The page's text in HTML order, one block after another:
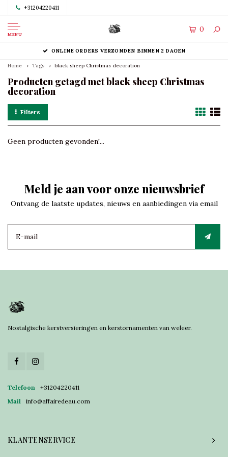
+31204220411
MENU
0
ONLINE ORDERS VERZONDEN BINNEN 2 DAGEN
Home Tags black sheep Christmas decoration
Producten getagd met black sheep Christmas
decoration
Filters
Geen producten gevonden!...
Meld je aan voor onze nieuwsbrief
Ontvang de laatste updates, nieuws en aanbiedingen via email
Nostalgische kerstversieringen en kerstornamenten van weleer.
Telefoon
+31204220411
Mail
info@affairedeau.com
KLANTENSERVICE